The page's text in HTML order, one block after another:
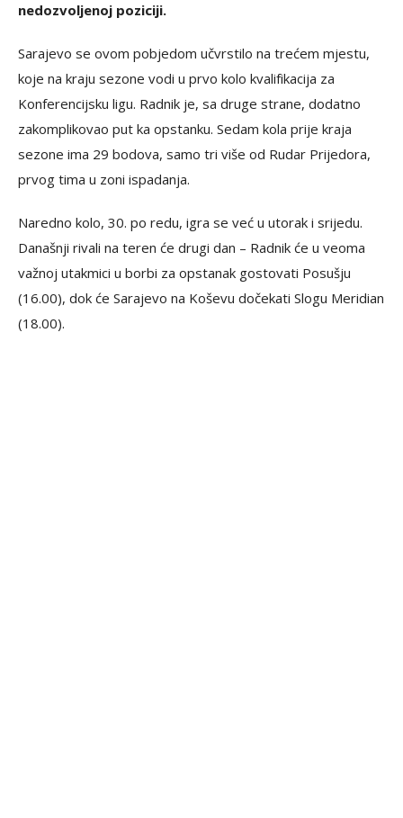
nedozvoljenoj poziciji.
Sarajevo se ovom pobjedom učvrstilo na trećem mjestu,
koje na kraju sezone vodi u prvo kolo kvalifikacija za
Konferencijsku ligu. Radnik je, sa druge strane, dodatno
zakomplikovao put ka opstanku. Sedam kola prije kraja
sezone ima 29 bodova, samo tri više od Rudar Prijedora,
prvog tima u zoni ispadanja.
Naredno kolo, 30. po redu, igra se već u utorak i srijedu.
Današnji rivali na teren će drugi dan – Radnik će u veoma
važnoj utakmici u borbi za opstanak gostovati Posušju
(16.00), dok će Sarajevo na Koševu dočekati Slogu Meridian
(18.00).